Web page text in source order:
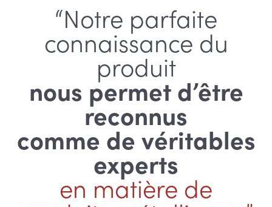
“Notre parfaite
connaissance du
produit
nous permet d’être
reconnus
comme de véritables
experts
en matière de